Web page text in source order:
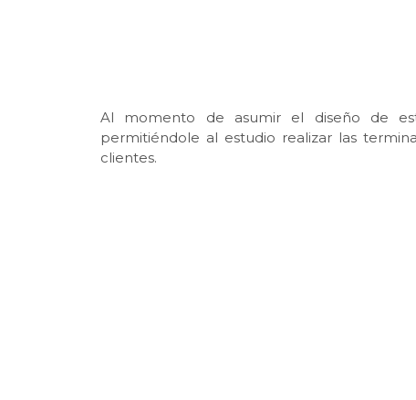
Al momento de asumir el diseño de
permitiéndole al estudio realizar las
clientes.